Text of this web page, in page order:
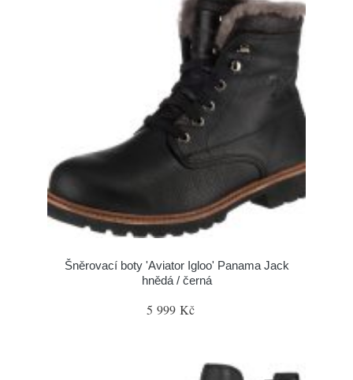
Šněrovací boty 'Aviator Igloo' Panama Jack
hnědá / černá
5 999 Kč